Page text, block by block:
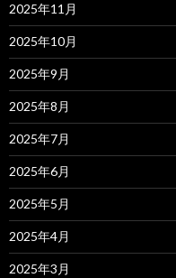
2025年11月
2025年10月
2025年9月
2025年8月
2025年7月
2025年6月
2025年5月
2025年4月
2025年3月